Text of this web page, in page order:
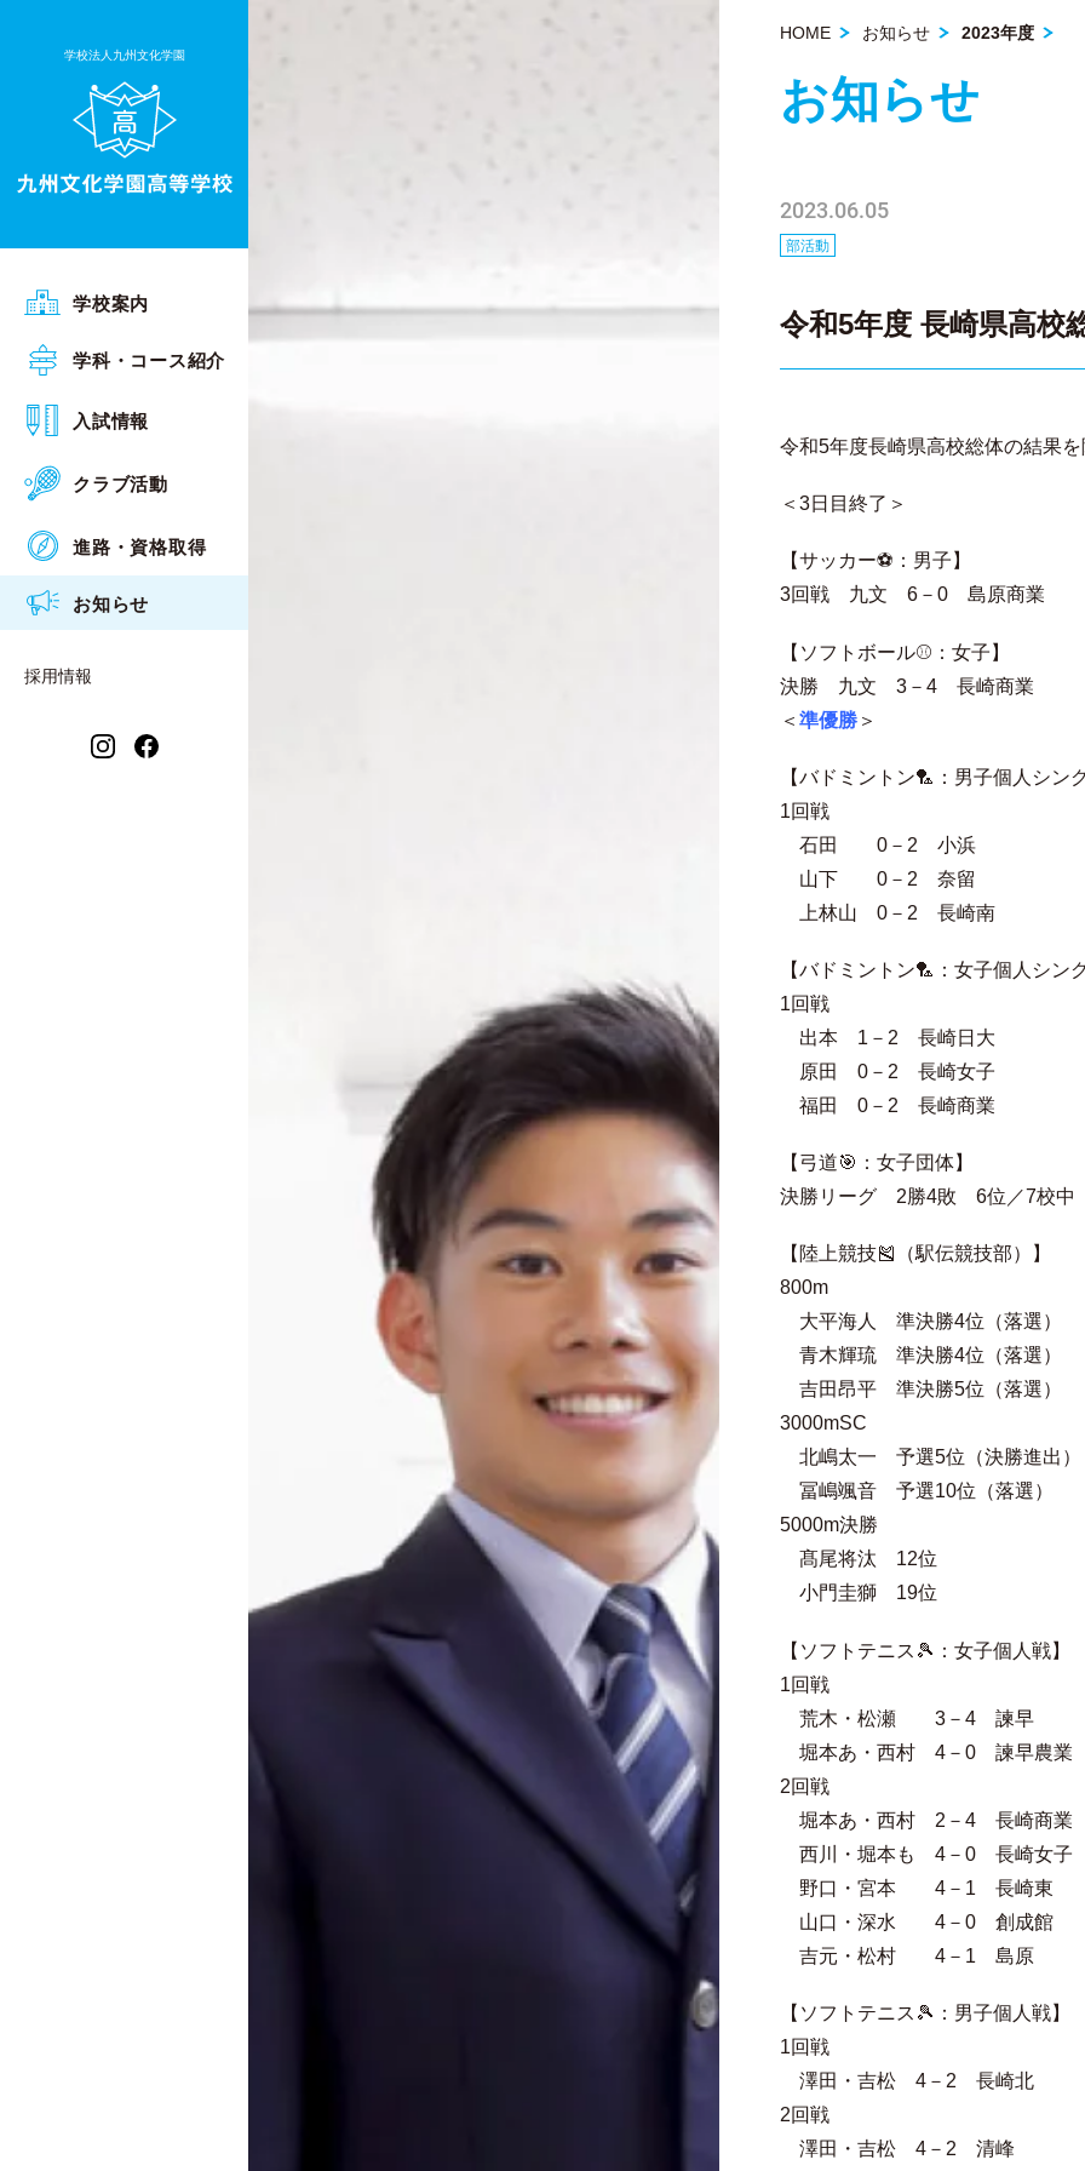
学校法人九州文化学園
学校案内
ごあいさつ
沿革
行事予定
校章・校歌
アクセス
情報公開
学科・コース紹介
通科 Sアカデミーコース
通科 Sグローバルコース
物調理科
生看護科
生看護専攻科
入試情報
オープンスクール
入試相談会
クラブ活動
進路・資格取得
お知らせ
2026年度
採用情報
HOME お知らせ 2023年度
お知らせ
2023.06.05
部活動
令和5年度 長崎県高校
令和5年度長崎県高校総体の結果を
＜3日目終了＞
【サッカー⚽：男子】
3回戦 九文 6－0 島原商業
【ソフトボール⚾：女子】
決勝 九文 3－4 長崎商業
＜ 準優勝 ＞
【バドミントン🏸：男子個人シン
1回戦
石田 0－2 小浜
山下 0－2 奈留
上林山 0－2 長崎南
【バドミントン🏸：女子個人シン
1回戦
出本 1－2 長崎日大
原田 0－2 長崎女子
福田 0－2 長崎商業
【弓道🎯：女子団体】
決勝リーグ 2勝4敗 6位／7校中
【陸上競技🎽（駅伝競技部）】
800m
大平海人 準決勝4位（落選）
青木輝琉 準決勝4位（落選）
吉田昂平 準決勝5位（落選）
3000mSC
北嶋太一 予選5位（決勝進出）
冨嶋颯音 予選10位（落選）
5000m決勝
髙尾将汰 12位
小門圭獅 19位
【ソフトテニス🎾：女子個人戦】
1回戦
荒木・松瀬 3－4 諫早
堀本あ・西村 4－0 諫早農業
2回戦
堀本あ・西村 2－4 長崎商業
西川・堀本も 4－0 長崎女子
野口・宮本 4－1 長崎東
山口・深水 4－0 創成館
吉元・松村 4－1 島原
【ソフトテニス🎾：男子個人戦】
1回戦
澤田・吉松 4－2 長崎北
2回戦
澤田・吉松 4－2 清峰